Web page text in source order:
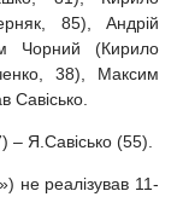
85), Андрій
Чорний (Кирило
38), Максим
Савісько.
– Я.Савісько (55).
не реалізував 11-